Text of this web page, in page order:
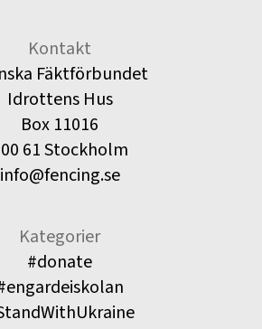
Kontakt
Fäktförbundet
Idrottens Hus
Box 11016
61 Stockholm
info@fencing.se
Kategorier
#donate